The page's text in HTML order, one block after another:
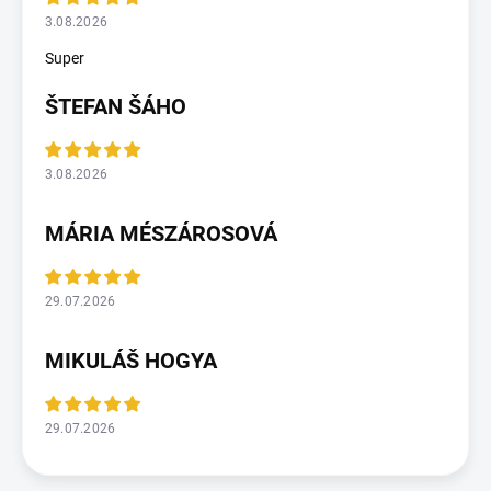
3.08.2026
Super
ŠTEFAN ŠÁHO
3.08.2026
MÁRIA MÉSZÁROSOVÁ
29.07.2026
MIKULÁŠ HOGYA
29.07.2026